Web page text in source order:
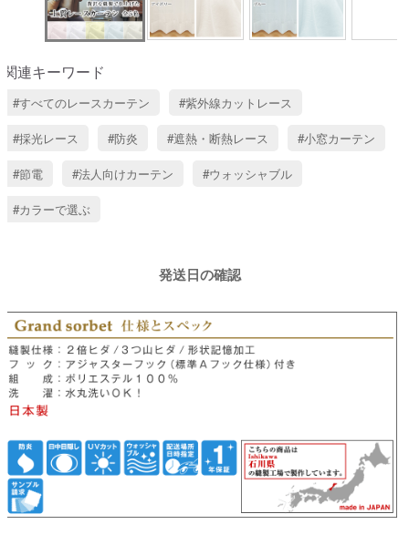
関連キーワード
すべてのレースカーテン 紫外線カットレース
採光レース 防炎 遮熱・断熱レース 小窓カーテン
節電 法人向けカーテン ウォッシャブル
カラーで選ぶ
発送日の確認